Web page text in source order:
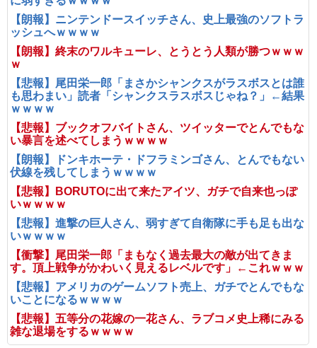
【朗報】ニンテンドースイッチさん、史上最強のソフトラ
ッシュへｗｗｗｗ
【朗報】終末のワルキューレ、とうとう人類が勝つｗｗｗ
ｗ
【悲報】尾田栄一郎「まさかシャンクスがラスボスとは誰
も思わまい」読者「シャンクスラスボスじゃね？」←結果
ｗｗｗｗ
【悲報】ブックオフバイトさん、ツイッターでとんでもな
い暴言を述べてしまうｗｗｗｗ
【朗報】ドンキホーテ・ドフラミンゴさん、とんでもない
伏線を残してしまうｗｗｗｗ
【悲報】BORUTOに出て来たアイツ、ガチで自来也っぽ
いｗｗｗｗ
【悲報】進撃の巨人さん、弱すぎて自衛隊に手も足も出な
いｗｗｗｗ
【衝撃】尾田栄一郎「まもなく過去最大の敵が出てきま
す。頂上戦争がかわいく見えるレベルです」←これｗｗｗ
【悲報】アメリカのゲームソフト売上、ガチでとんでもな
いことになるｗｗｗｗ
【悲報】五等分の花嫁の一花さん、ラブコメ史上稀にみる
雑な退場をするｗｗｗｗ